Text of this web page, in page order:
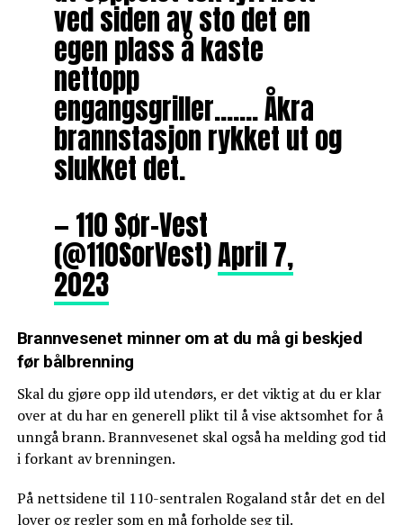
ved siden av sto det en
egen plass å kaste
nettopp
engangsgriller……. Åkra
brannstasjon rykket ut og
slukket det.
— 110 Sør-Vest
(@110SorVest)April 7,
2023
Brannvesenet minner om at du må gi beskjed
før bålbrenning
Skal du gjøre opp ild utendørs, er det viktig at du er klar
over at du har en generell plikt til å vise aktsomhet for å
unngå brann. Brannvesenet skal også ha melding god tid
i forkant av brenningen.
På nettsidene til 110-sentralen Rogaland står det en del
lover og regler som en må forholde seg til.